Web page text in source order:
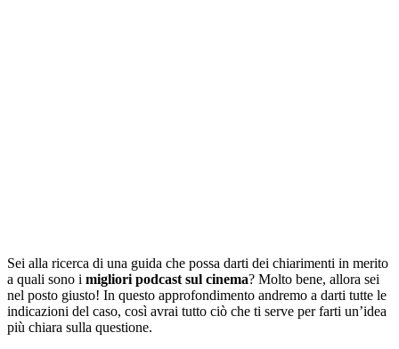
Sei alla ricerca di una guida che possa darti dei chiarimenti in merito
a quali sono i migliori podcast sul cinema? Molto bene, allora sei
nel posto giusto! In questo approfondimento andremo a darti tutte le
indicazioni del caso, così avrai tutto ciò che ti serve per farti un’idea
più chiara sulla questione.